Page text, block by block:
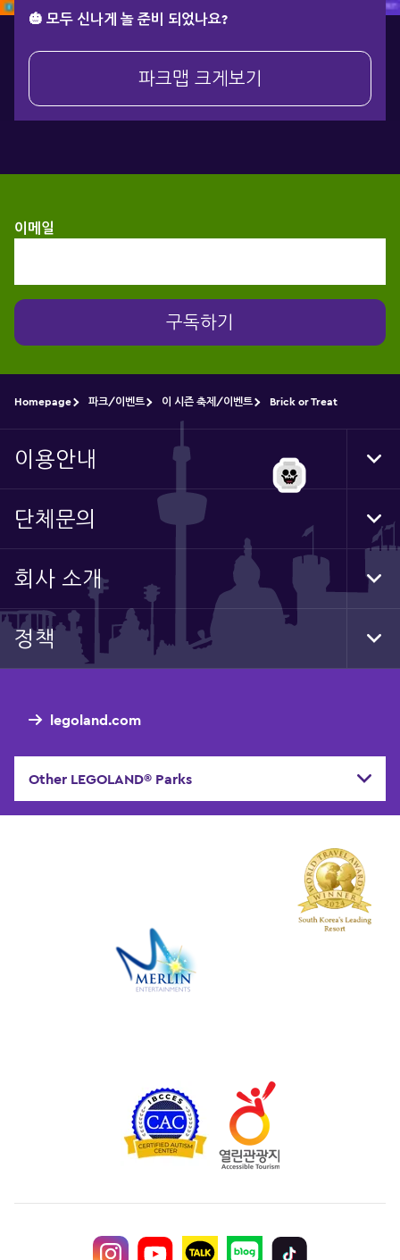
🎃 모두 신나게 놀 준비 되었나요?
파크맵 크게보기
이메일
구독하기
legoland.com
Other LEGOLAND® Parks
Homepage 파크/이벤트 이 시즌 축제/이벤트 Brick or Treat
이용안내
단체문의
회사 소개
정책